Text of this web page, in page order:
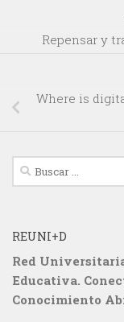
Repensar y
Where is
Buscar:
REUNI+D
Red
Educativa.
Conocimiento